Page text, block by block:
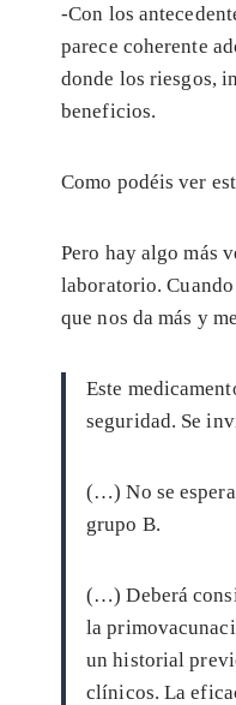
-Con los
parece coherente
donde los riesgos,
beneficios.
Como podéis ver
Pero hay algo más
laboratorio.
que nos da más y
Este
seguridad. Se
(…) No se
grupo B.
(…) Deberá
la
un historial
clínicos. La